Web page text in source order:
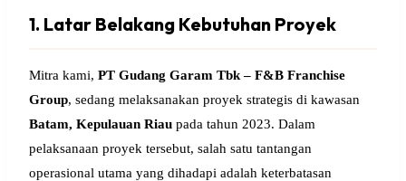
1. Latar Belakang Kebutuhan Proyek
Mitra kami, PT Gudang Garam Tbk – F&B Franchise
Group, sedang melaksanakan proyek strategis di kawasan
Batam, Kepulauan Riau pada tahun 2023. Dalam
pelaksanaan proyek tersebut, salah satu tantangan
operasional utama yang dihadapi adalah keterbatasan